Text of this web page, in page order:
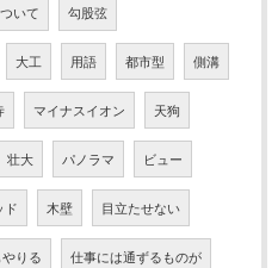
いて 勾股弦
大工 用語 都市型 側溝
マイナスイオン 天狗
壮大 パノラマ ビュー
ド 木壁 目立たせない
りる 仕事には通ずるものが